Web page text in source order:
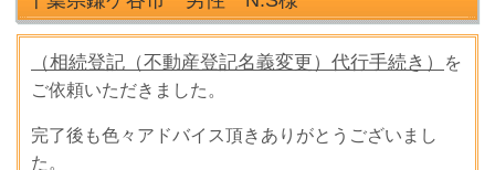
（相続登記（不動産登記名義変更）代行手続き）
を
ご依頼いただきました。
完了後も色々アドバイス頂きありがとうございまし
た。